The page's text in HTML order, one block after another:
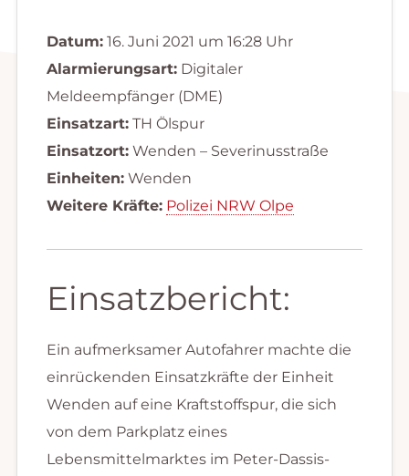
Datum:16. Juni 2021 um 16:28 Uhr
Alarmierungsart:Digitaler
Meldeempfänger (DME)
Einsatzart:TH Ölspur
Einsatzort:Wenden – Severinusstraße
Einheiten:Wenden
Weitere Kräfte: Polizei NRW Olpe
Einsatzbericht:
Ein aufmerksamer Autofahrer machte die
einrückenden Einsatzkräfte der Einheit
Wenden auf eine Kraftstoffspur, die sich
von dem Parkplatz eines
Lebensmittelmarktes im Peter-Dassis-